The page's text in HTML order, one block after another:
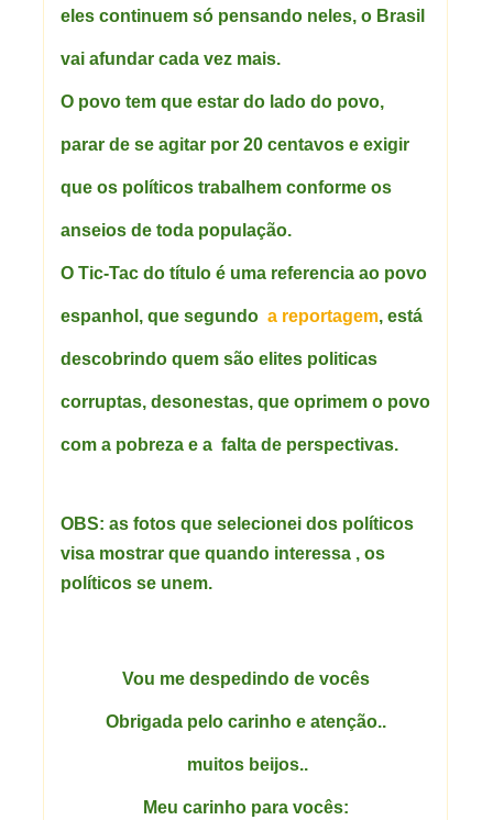
eles continuem só pensando neles, o Brasil
vai afundar cada vez mais.
O povo tem que estar do lado do povo,
parar de se agitar por 20 centavos e exigir
que os políticos trabalhem conforme os
anseios de toda população.
O Tic-Tac do título é uma referencia ao povo
espanhol, que segundo a reportagem, está
descobrindo quem são elites politicas
corruptas, desonestas, que oprimem o povo
com a pobreza e a falta de perspectivas.
OBS: as fotos que selecionei dos políticos
visa mostrar que quando interessa , os
políticos se unem.
Vou me despedindo de vocês
Obrigada pelo carinho e atenção..
muitos beijos..
Meu carinho para vocês: